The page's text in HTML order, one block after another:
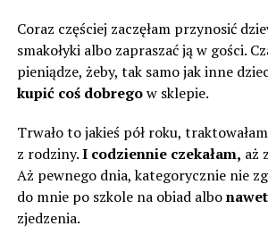
Coraz częściej zaczęłam przynosić
smakołyki albo zapraszać ją w gości.
pieniądze, żeby, tak samo jak inne
kupić coś dobregow sklepie.
Trwało to jakieś pół roku,
z rodziny.I codziennie czekałam, aż
Aż pewnego dnia, kategorycznie nie
do mnie po szkole na obiad albo
zjedzenia.